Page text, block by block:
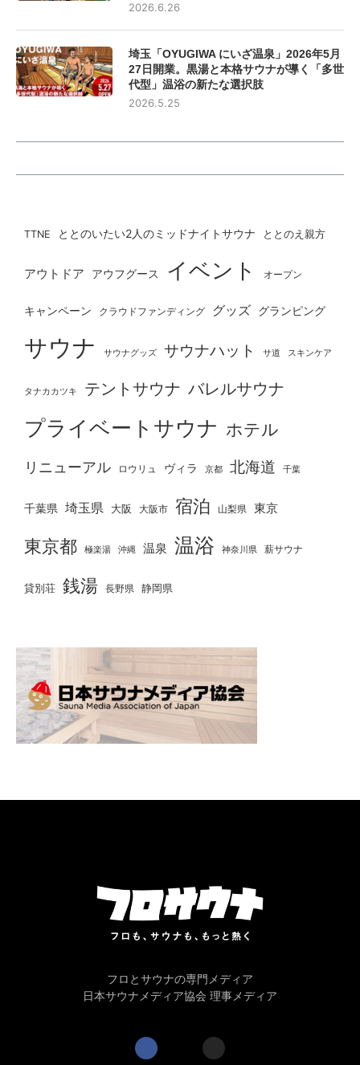
2026.6.26
埼玉「OYUGIWA にいざ温泉」2026年5月
27日開業。黒湯と本格サウナが導く「多世
代型」温浴の新たな選択肢
2026.5.25
TTNE ととのいたい2人のミッドナイトサウナ ととのえ親方
アウトドア アウフグース イベント オープン
キャンペーン クラウドファンディング グッズ グランピング
サウナ サウナグッズ サウナハット サ道 スキンケア
タナカカツキ テントサウナ バレルサウナ
プライベートサウナ ホテル
リニューアル ロウリュ ヴィラ 京都 北海道 千葉
千葉県 埼玉県 大阪 大阪市 宿泊 山梨県 東京
東京都 極楽湯 沖縄 温泉 温浴 神奈川県 薪サウナ
貸別荘 銭湯 長野県 静岡県
フロとサウナの専門メディア
日本サウナメディア協会 理事メディア